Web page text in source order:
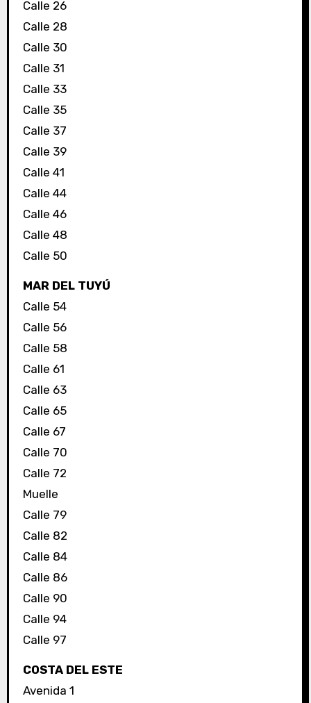
Calle 26
Calle 28
Calle 30
Calle 31
Calle 33
Calle 35
Calle 37
Calle 39
Calle 41
Calle 44
Calle 46
Calle 48
Calle 50
MAR DEL TUYÚ
Calle 54
Calle 56
Calle 58
Calle 61
Calle 63
Calle 65
Calle 67
Calle 70
Calle 72
Muelle
Calle 79
Calle 82
Calle 84
Calle 86
Calle 90
Calle 94
Calle 97
COSTA DEL ESTE
Avenida 1